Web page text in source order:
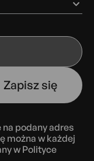
Zapisz się
podany adres
można w każdej
w Polityce